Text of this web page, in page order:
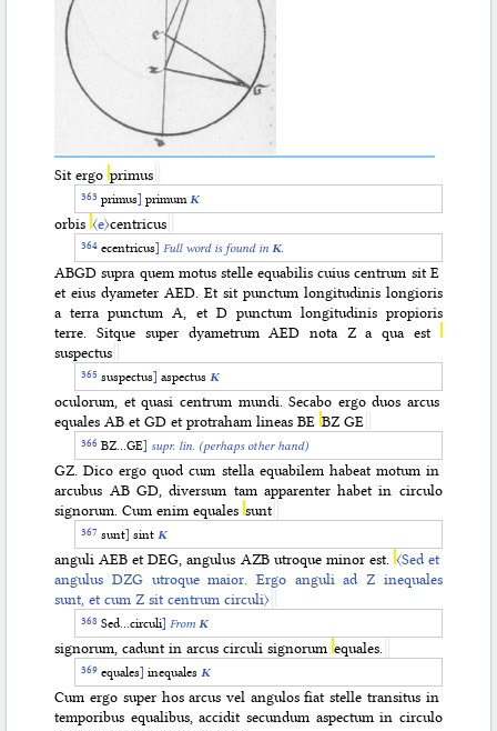
Sit ergo primus
primus] primumK
orbis 〈e〉centricus
ecentricus] Full word is found in K.
ABGD supra quem motus stelle equabilis cuius centrum sit E
et eius dyameter AED. Et sit punctum longitudinis longioris
a terra punctum A, et D punctum longitudinis propioris
terre. Sitque super dyametrum AED nota Z a qua est
suspectus
suspectus] aspectus K
oculorum, et quasi centrum mundi. Secabo ergo duos arcus
equales AB et GD et protraham lineas BE BZ GE
BZ…GE] supr. lin. (perhaps other hand)
GZ. Dico ergo quod cum stella equabilem habeat motum in
arcubus AB GD, diversum tam apparenter habet in circulo
signorum. Cum enim equales sunt
sunt] sint K
anguli AEB et DEG, angulus AZB utroque minor est. 〈Sed et
angulus DZG utroque maior. Ergo anguli ad Z inequales
sunt, et cum Z sit centrum circuli〉
Sed…circuli] From K
signorum, cadunt in arcus circuli signorum equales.
equales] inequales K
Cum ergo super hos arcus vel angulos fiat stelle transitus in
temporibus equalibus, accidit secundum aspectum in circulo